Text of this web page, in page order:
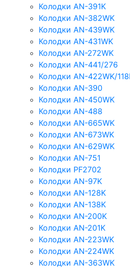
Колодки AN-391K
Колодки AN-382WK
Колодки AN-439WK
Колодки AN-431WK
Колодки AN-272WK
Колодки AN-441/276
Колодки AN-422WK/
Колодки AN-390
Колодки AN-450WK
Колодки AN-488
Колодки AN-665WK
Колодки AN-673WK
Колодки AN-629WK
Колодки AN-751
Колодки PF2702
Колодки AN-97K
Колодки AN-128K
Колодки AN-138K
Колодки AN-200K
Колодки AN-201K
Колодки AN-223WK
Колодки AN-224WK
Колодки AN-363WK